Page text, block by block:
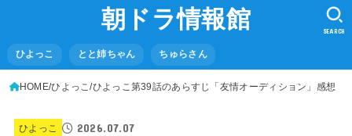
朝ドラ情報館
ひよっこ とと姉ちゃん ちゅらさん
SEARCH
HOME ひよっこ ひよっこ第39話のあらすじ「友情オーディション」感想
ひよっこ 2026.07.07